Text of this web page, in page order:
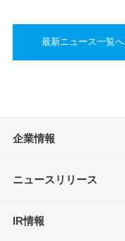
最新ニュース一覧へ
企業情報
ニュースリリース
IR情報